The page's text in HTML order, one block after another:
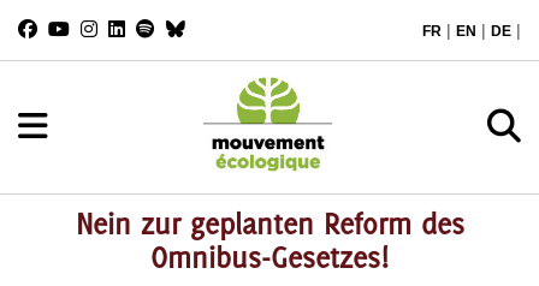
FR | EN | DE |
Nein zur geplanten Reform des
Omnibus-Gesetzes!